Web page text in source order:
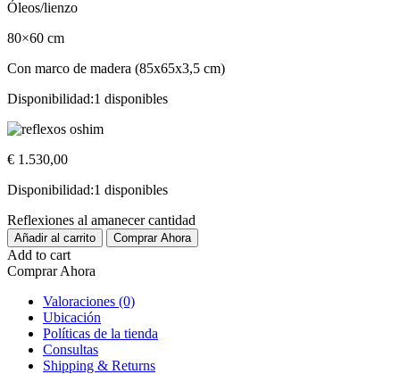
Óleos/lienzo
80×60 cm
Con marco de madera (85x65x3,5 cm)
Disponibilidad:1 disponibles
€ 1.530,00
Disponibilidad:1 disponibles
Reflexiones al amanecer cantidad
Añadir al carrito Comprar Ahora
Add to cart
Comprar Ahora
Valoraciones (0)
Ubicación
Políticas de la tienda
Consultas
Shipping & Returns